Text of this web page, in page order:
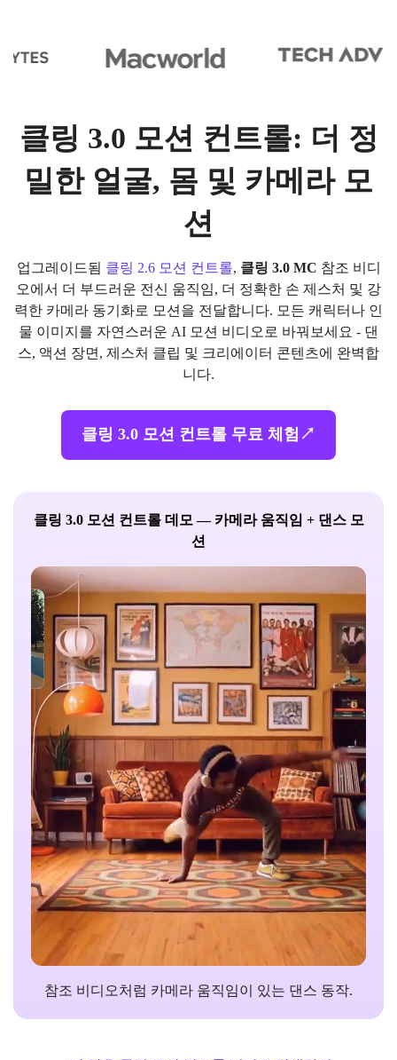
클링 3.0 모션 컨트롤: 더 정
밀한 얼굴, 몸 및 카메라 모
션
업그레이드됨 클링 2.6 모션 컨트롤, 클링 3.0 MC 참조 비디
오에서 더 부드러운 전신 움직임, 더 정확한 손 제스처 및 강
력한 카메라 동기화로 모션을 전달합니다. 모든 캐릭터나 인
물 이미지를 자연스러운 AI 모션 비디오로 바꿔보세요 - 댄
스, 액션 장면, 제스처 클립 및 크리에이터 콘텐츠에 완벽합
니다.
클링 3.0 모션 컨트롤 무료 체험↗
클링 3.0 모션 컨트롤 데모 — 카메라 움직임 + 댄스 모
션
참조 비디오처럼 카메라 움직임이 있는 댄스 동작.